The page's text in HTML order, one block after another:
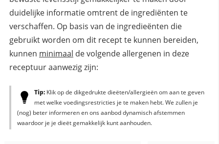
duidelijke informatie omtrent de ingrediënten te
verschaffen. Op basis van de ingredieënten die
gebruikt worden om dit recept te kunnen bereiden,
kunnen minimaal de volgende allergenen in deze
receptuur aanwezig zijn:
Tip:Klik op de dikgedrukte dieëten/allergieën om aan te geven
met welke voedingsrestricties je te maken hebt. We zullen je
(nog) beter informeren en ons aanbod dynamisch afstemmen
waardoor je je dieët gemakkelijk kunt aanhouden.